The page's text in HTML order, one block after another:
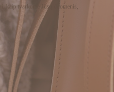
kaip tvarkome Jūsų duomenis,